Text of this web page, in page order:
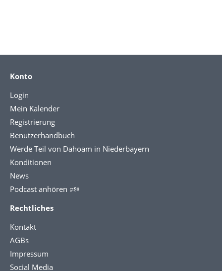
Konto
Login
Mein Kalender
Registrierung
Benutzerhandbuch
Werde Teil von Dahoam in Niederbayern
Konditionen
News
Podcast anhören 🕬
Rechtliches
Kontakt
AGBs
Impressum
Social Media